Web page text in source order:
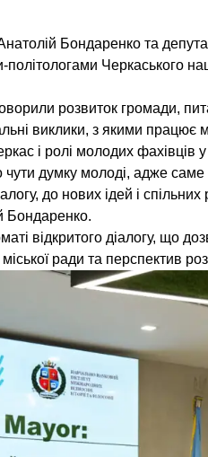
Бондаренко та
політологами Черкаського
розвиток громади,
виклики, з якими
і ролі молодих фахівців
думку молоді, адже
до нових ідей і
Бондаренко.
відкритого діалогу, що
ради та перспектив